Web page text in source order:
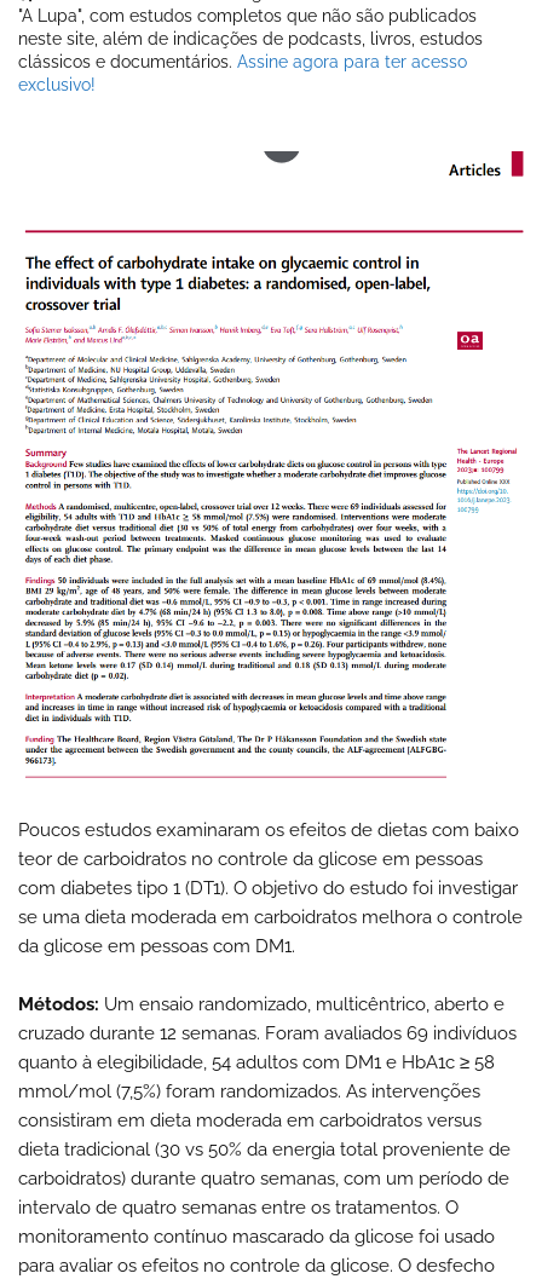
"A Lupa", com estudos completos que não são publicados
neste site, além de indicações de podcasts, livros, estudos
clássicos e documentários. Assine agora para ter acesso
exclusivo!
Poucos estudos examinaram os efeitos de dietas com baixo
teor de carboidratos no controle da glicose em pessoas
com diabetes tipo 1 (DT1). O objetivo do estudo foi investigar
se uma dieta moderada em carboidratos melhora o controle
da glicose em pessoas com DM1.
Métodos: Um ensaio randomizado, multicêntrico, aberto e
cruzado durante 12 semanas. Foram avaliados 69 indivíduos
quanto à elegibilidade, 54 adultos com DM1 e HbA1c ≥ 58
mmol/mol (7,5%) foram randomizados. As intervenções
consistiram em dieta moderada em carboidratos versus
dieta tradicional (30 vs 50% da energia total proveniente de
carboidratos) durante quatro semanas, com um período de
intervalo de quatro semanas entre os tratamentos. O
monitoramento contínuo mascarado da glicose foi usado
para avaliar os efeitos no controle da glicose. O desfecho